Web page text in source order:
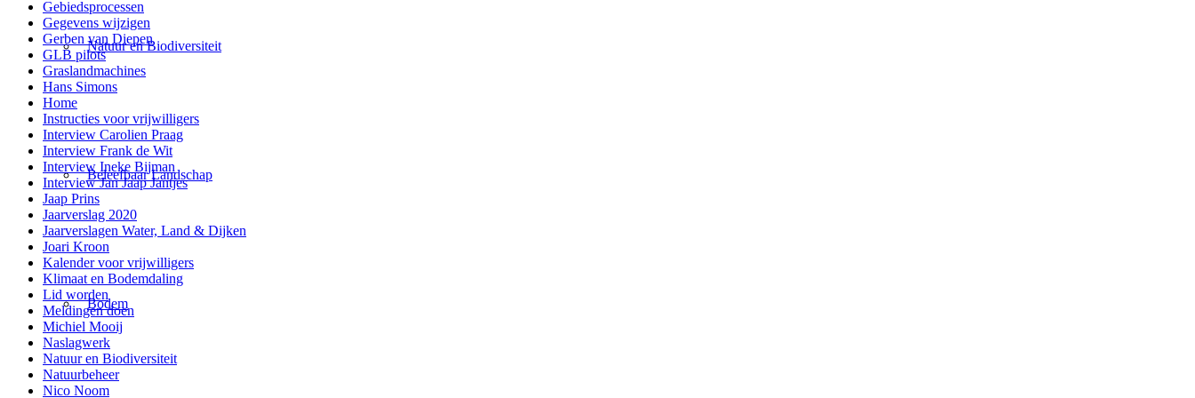
Natuur en Biodiversiteit
Beleefbaar Landschap
Bodem
Gebiedsprocessen
Gegevens wijzigen
Gerben van Diepen
GLB pilots
Graslandmachines
Hans Simons
Home
Instructies voor vrijwilligers
Interview Carolien Praag
Interview Frank de Wit
Interview Ineke Bijman
Interview Jan Jaap Jantjes
Jaap Prins
Jaarverslag 2020
Jaarverslagen Water, Land & Dijken
Joari Kroon
Kalender voor vrijwilligers
Klimaat en Bodemdaling
Lid worden
Meldingen doen
Michiel Mooij
Naslagwerk
Natuur en Biodiversiteit
Natuurbeheer
Nico Noom